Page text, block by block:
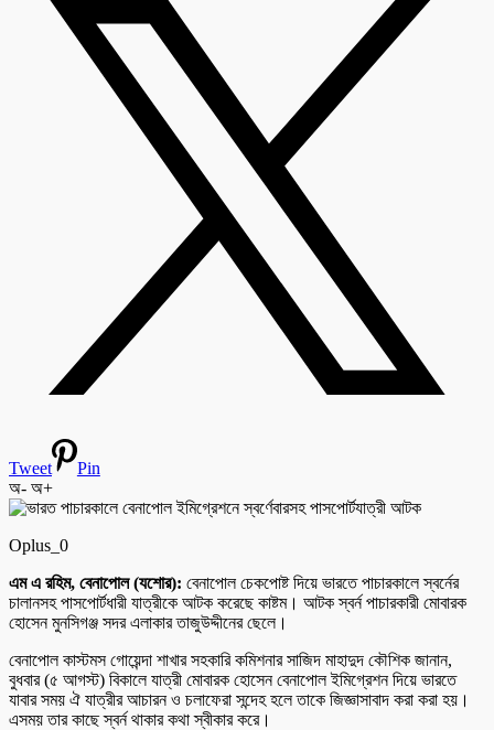
Tweet
Pin
অ- অ+
Oplus_0
এম এ রহিম, বেনাপোল (যশোর): বেনাপোল চেকপোষ্ট দিয়ে ভারতে পাচারকালে স্বর্নের
চালানসহ পাসপোর্টধারী যাত্রীকে আটক করেছে কাষ্টম। আটক স্বর্ন পাচারকারী মোবারক
হোসেন মুনসিগঞ্জ সদর এলাকার তাজুউদ্দীনের ছেলে।
বেনাপোল কাস্টমস গোয়েন্দা শাখার সহকারি কমিশনার সাজিদ মাহাদুদ কৌশিক জানান,
বুধবার (৫ আগস্ট) বিকালে যাত্রী মোবারক হোসেন বেনাপোল ইমিগ্রেশন দিয়ে ভারতে
যাবার সময় ঐ যাত্রীর আচারন ও চলাফেরা সন্দেহ হলে তাকে জিজ্ঞাসাবাদ করা করা হয়।
এসময় তার কাছে স্বর্ন থাকার কথা স্বীকার করে।